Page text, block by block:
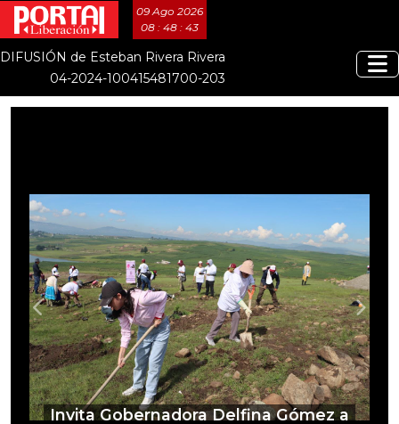
09 Ago 2026
08 : 48 : 45
DIFUSIÓN de Esteban Rivera Rivera
04-2024-100415481700-203
Invita Gobernadora Delfina Gómez a